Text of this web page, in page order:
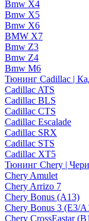
Bmw X4
Bmw X5
Bmw X6
BMW X7
Bmw Z3
Bmw Z4
Bmw М6
Тюнинг Cadillac |
Cadillac ATS
Cadillac BLS
Cadillac CTS
Cadillac Escalade
Cadillac SRX
Cadillac STS
Cadillac XT5
Тюнинг Chery | Чери
Chery Amulet
Chery Arrizo 7
Chery Bonus (A13)
Chery Bonus 3 (E3/
Chery CrossEastar